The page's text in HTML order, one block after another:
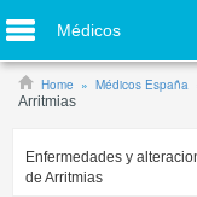
Médicos
Home Médicos España
Arritmias
Enfermedades y
de Arritmias